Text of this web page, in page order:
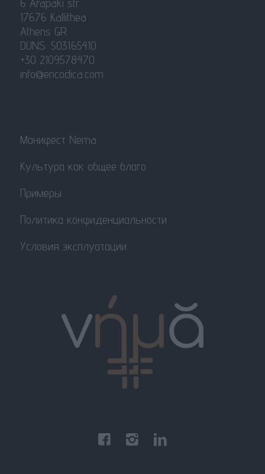
17676 Kallithea
Athens GR
DUNS: 503165410
+30 2109578470
info@encodica.com
Манифест Nema
Культура как общее благо
Примеры
Политика конфиденциальности
Условия эксплуатации